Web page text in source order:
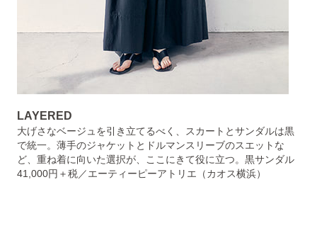
LAYERED
大げさなベージュを引き立てるべく、スカートとサンダルは黒
で統一。薄手のジャケットとドルマンスリーブのスエットな
ど、重ね着に向いた選択が、ここにきて役に立つ。黒サンダル
41,000円＋税／エーティーピーアトリエ（カオス横浜）